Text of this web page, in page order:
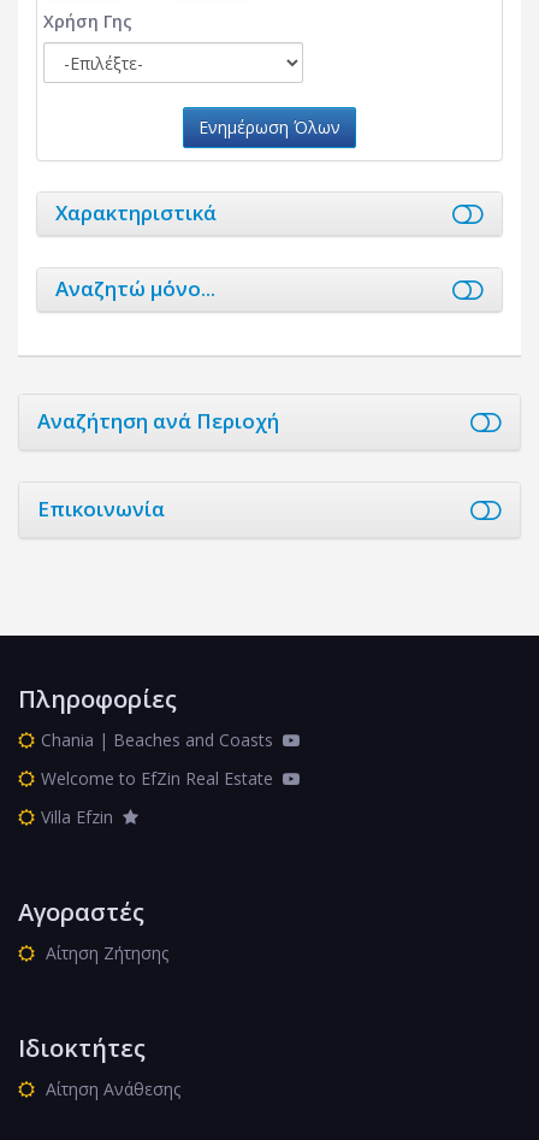
Χρήση Γης
Ενημέρωση Όλων
Χαρακτηριστικά
Αναζητώ μόνο...
Αναζήτηση ανά Περιοχή
Επικοινωνία
Πληροφορίες
Chania | Beaches and Coasts
Welcome to EfZin Real Estate
Villa Efzin
Αγοραστές
Αίτηση Ζήτησης
Ιδιοκτήτες
Αίτηση Ανάθεσης